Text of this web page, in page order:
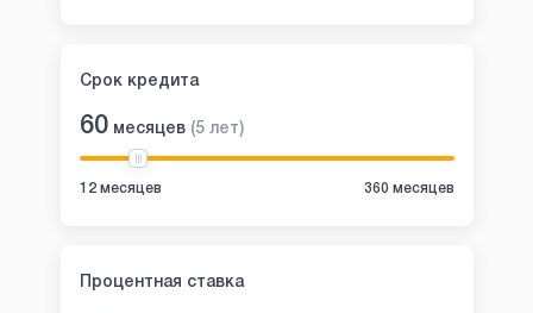
Срок кредита
60 месяцев (5 лет)
12 месяцев 360 месяцев
Процентная ставка